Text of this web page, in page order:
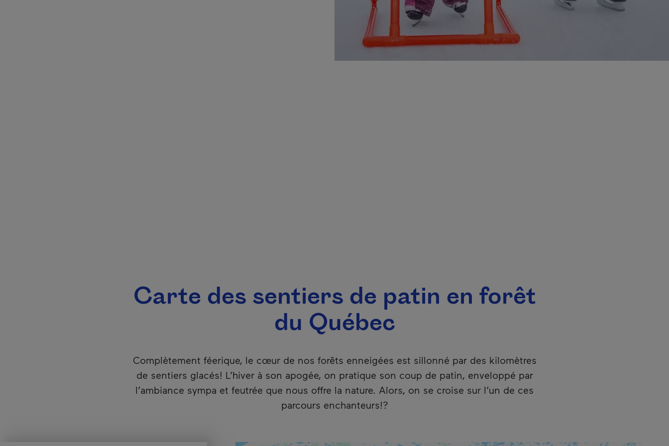
Carte des sentiers de patin en forêt
du Québec
Complètement féerique, le cœur de nos forêts enneigées est sillonné par des kilomètres
de sentiers glacés! L’hiver à son apogée, on pratique son coup de patin, enveloppé par
l’ambiance sympa et feutrée que nous offre la nature. Alors, on se croise sur l’un de ces
parcours enchanteurs!?